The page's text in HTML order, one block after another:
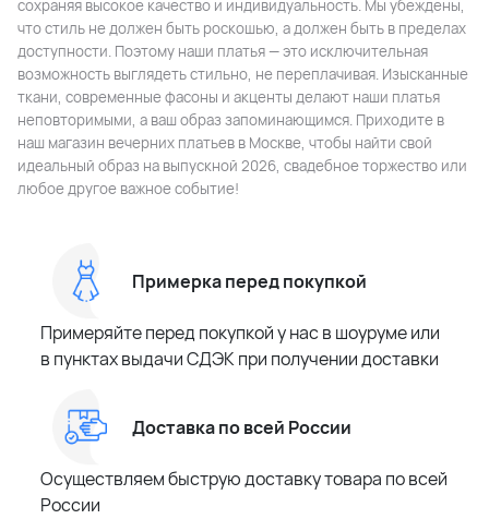
сохраняя высокое качество и индивидуальность. Мы убеждены,
что стиль не должен быть роскошью, а должен быть в пределах
доступности. Поэтому наши платья — это исключительная
возможность выглядеть стильно, не переплачивая. Изысканные
ткани, современные фасоны и акценты делают наши платья
неповторимыми, а ваш образ запоминающимся. Приходите в
наш магазин вечерних платьев в Москве, чтобы найти свой
идеальный образ на выпускной 2026, свадебное торжество или
любое другое важное событие!
Примерка перед покупкой
Примеряйте перед покупкой у нас в шоуруме или
в пунктах выдачи СДЭК при получении доставки
Доставка по всей России
Осуществляем быструю доставку товара по всей
России